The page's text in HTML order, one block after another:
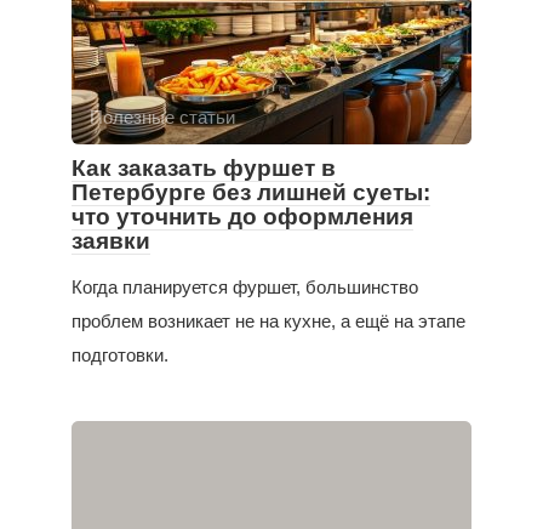
Полезные статьи
Как заказать фуршет в
Петербурге без лишней суеты:
что уточнить до оформления
заявки
Когда планируется фуршет, большинство
проблем возникает не на кухне, а ещё на этапе
подготовки.